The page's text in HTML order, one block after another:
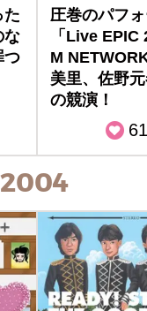
た
な
つ
圧巻のパフ
「Live EPIC
M
美里、佐野
の競演！
61
2004